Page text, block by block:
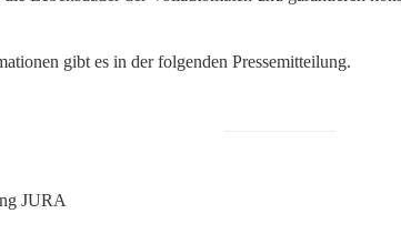
gibt es in der folgenden Pressemitteilung.
JURA